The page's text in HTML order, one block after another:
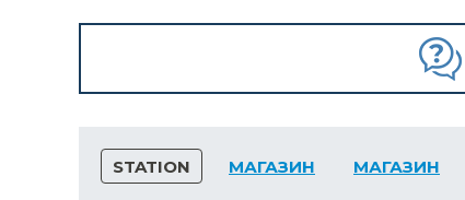
STATION МАГАЗИН МАГАЗИН